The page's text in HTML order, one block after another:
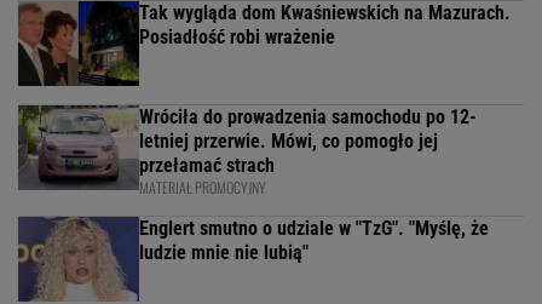
Tak wygląda dom Kwaśniewskich na Mazurach.
Posiadłość robi wrażenie
Wróciła do prowadzenia samochodu po 12-
letniej przerwie. Mówi, co pomogło jej
przełamać strach
MATERIAŁ PROMOCYJNY
Englert smutno o udziale w "TzG". "Myślę, że
ludzie mnie nie lubią"